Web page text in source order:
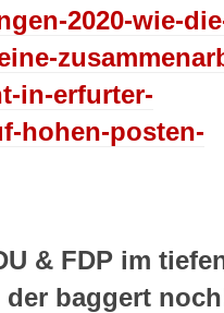
2020-wie-
in-erfurter-
hohen-posten-
& FDP im
baggert